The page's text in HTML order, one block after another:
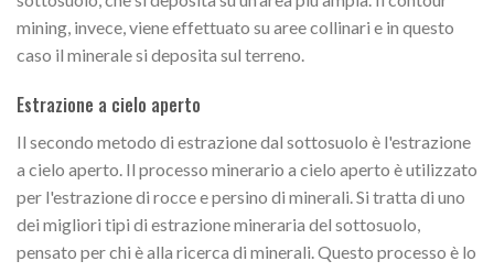
mining, invece, viene effettuato su aree collinari e in questo
caso il minerale si deposita sul terreno.
Estrazione a cielo aperto
Il secondo metodo di estrazione dal sottosuolo è l'estrazione
a cielo aperto. Il processo minerario a cielo aperto è utilizzato
per l'estrazione di rocce e persino di minerali. Si tratta di uno
dei migliori tipi di estrazione mineraria del sottosuolo,
pensato per chi è alla ricerca di minerali. Questo processo è lo